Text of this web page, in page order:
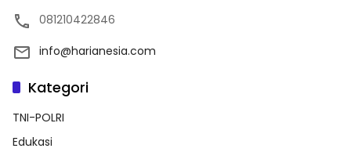
081210422846
info@harianesia.com
Kategori
TNI-POLRI
Edukasi